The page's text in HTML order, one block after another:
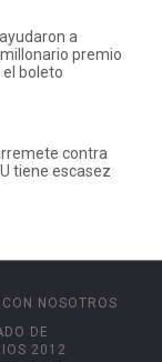
a
premio
boleto
contra
tiene escasez
NOSOTROS
DE
2012